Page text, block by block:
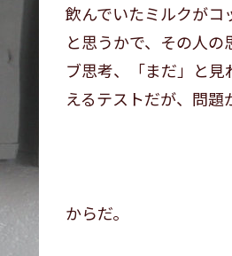
飲んでいたミルクがコ
と思うかで、その人
ブ思考、「まだ」と
えるテストだが、問題
からだ。